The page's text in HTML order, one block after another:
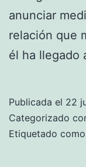
anunciar
relación que
él ha llegado
Publicada el 22
Categorizado
Etiquetado como